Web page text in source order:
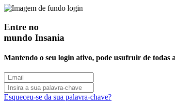
Entre no
mundo Insania
Mantendo o seu login ativo, pode usufruir de todas
Esqueceu-se da sua palavra-chave?